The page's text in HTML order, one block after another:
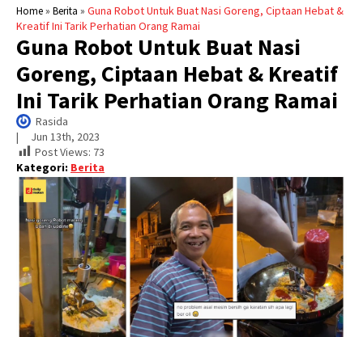
Home» Berita » Guna Robot Untuk Buat Nasi Goreng, Ciptaan Hebat &
Kreatif Ini Tarik Perhatian Orang Ramai
Guna Robot Untuk Buat Nasi
Goreng, Ciptaan Hebat & Kreatif
Ini Tarik Perhatian Orang Ramai
Rasida
| Jun 13th, 2023
Post Views: 73
Kategori: Berita